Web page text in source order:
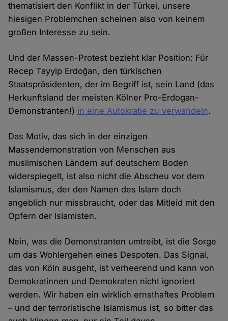
thematisiert den Konflikt in der Türkei, unsere
hiesigen Problemchen scheinen also von keinem
großen Interesse zu sein.
Und der Massen-Protest bezieht klar Position: Für
Recep Tayyip Erdoğan, den türkischen
Staatspräsidenten, der im Begriff ist, sein Land (das
Herkunftsland der meisten Kölner Pro-Erdogan-
Demonstranten!) in eine Autokratie zu verwandeln.
Das Motiv, das sich in der einzigen
Massendemonstration von Menschen aus
muslimischen Ländern auf deutschem Boden
widerspiegelt, ist also nicht die Abscheu vor dem
Islamismus, der den Namen des Islam doch
angeblich nur missbraucht, oder das Mitleid mit den
Opfern der Islamisten.
Nein, was die Demonstranten umtreibt, ist die Sorge
um das Wohlergehen eines Despoten. Das Signal,
das von Köln ausgeht, ist verheerend und kann von
Demokratinnen und Demokraten nicht ignoriert
werden. Wir haben ein wirklich ernsthaftes Problem
– und der terroristische Islamismus ist, so bitter das